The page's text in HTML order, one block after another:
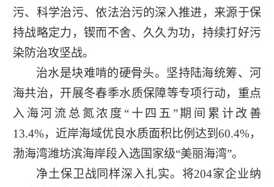
污、科学治污、依法治污的深入推进，来源于保
持战略定力，锲而不舍、久久为功，持续打好污
染防治攻坚战。
治水是块难啃的硬骨头。坚持陆海统筹、河
海共治，开展冬春季水质保障等专项行动，重点
入海河流总氮浓度“十四五”期间累计改善
13.4%，近岸海域优良水质面积比例达到60.4%，
渤海湾潍坊滨海岸段入选国家级“美丽海湾”。
净土保卫战同样深入扎实。将204家企业纳